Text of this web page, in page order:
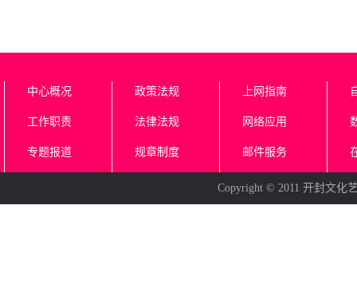
中心概况
工作职责
专题报道
政策法规
法律法规
规章制度
上网指南
网络应用
邮件服务
Copyright © 2011 开封文